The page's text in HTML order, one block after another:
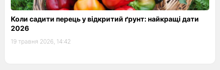
Коли садити перець у відкритий ґрунт: найкращі дати
2026
19 травня 2026, 14:42